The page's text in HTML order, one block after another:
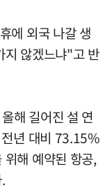
에 외국 나갈 생
지 않겠느냐"고 반
해 길어진 설 연
년 대비 73.15%
위해 예약된 항공,